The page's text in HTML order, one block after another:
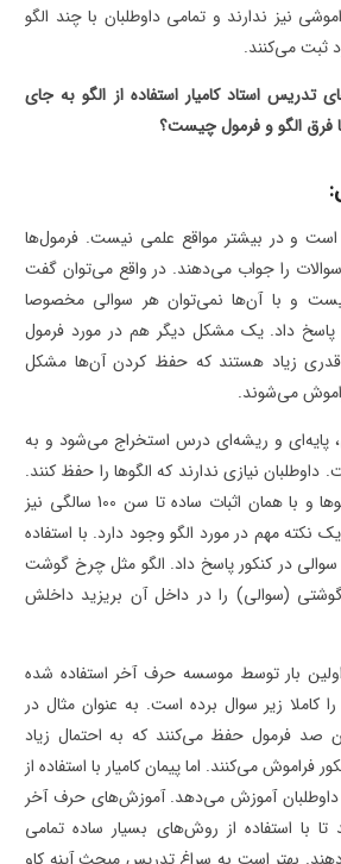
نیز ندارند و تمامی داوطلبان با چند الگو
ثبت می‌کنند.
تدریس استاد کامیار استفاده از الگو به جای
فرق الگو و فرمول چیست؟
و در بیشتر مواقع علمی نیست. فرمول‌ها
را جواب می‌دهند. در واقع می‌توان گفت
و با آن‌ها نمی‌توان هر سوالی مخصوصا
پاسخ داد. یک مشکل دیگر هم در مورد فرمول
قدری زیاد هستند که حفظ کردن آن‌ها مشکل
می‌شوند.
پایه‌ای و ریشه‌ای درس استخراج می‌شود و به
نیازی ندارند که الگوها را حفظ کنند.
داوطلبان با استفاده از الگوها و با همان اثبات ساده تا سن 100 سالگی نیز
نکته مهم در مورد الگو وجود دارد. با استفاده
سوالی در کنکور پاسخ داد. الگو مثل چرخ گوشت
(سوالی) را در داخل آن بریزید داخلش
بار توسط موسسه حرف آخر استفاده شده
زیر سوال برده است. به عنوان مثال در
صد فرمول حفظ می‌کنند که به احتمال زیاد
فراموش می‌کنند. اما پیمان کامیار با استفاده از
آموزش می‌دهد. آموزش‌های حرف آخر
با استفاده از روش‌های بسیار ساده تمامی